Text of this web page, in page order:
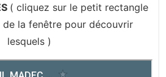
( cliquez sur le petit rectangle
la fenêtre pour découvrir
lesquels )